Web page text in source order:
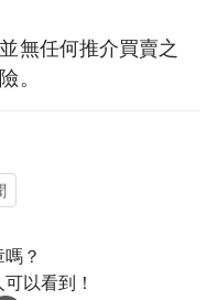
無任何推介買賣之
。
？
以看到！